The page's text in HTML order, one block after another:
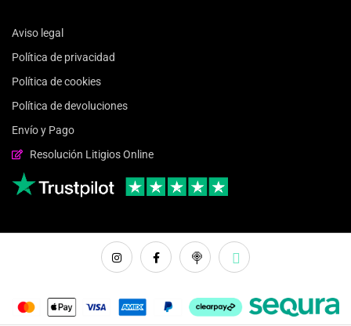
Aviso legal
Política de privacidad
Política de cookies
Política de devoluciones
Envío y Pago
Resolución Litigios Online